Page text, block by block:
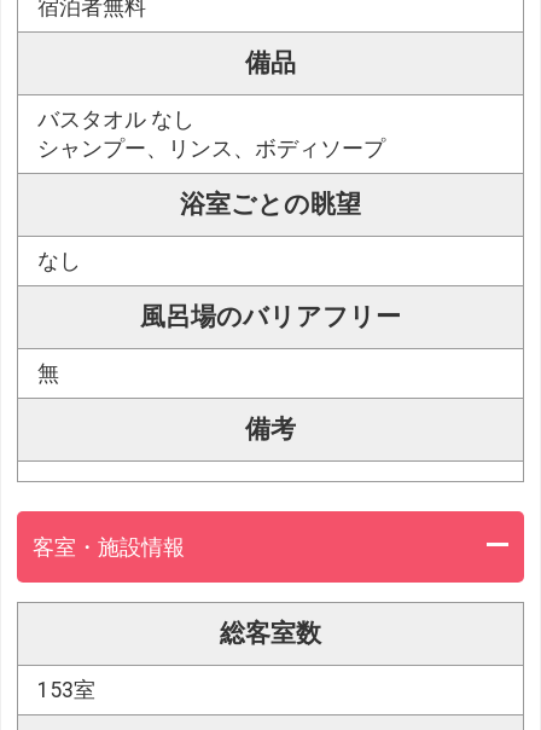
宿泊者無料
備品
バスタオル なし
シャンプー、リンス、ボディソープ
浴室ごとの眺望
なし
風呂場のバリアフリー
無
備考
客室・施設情報
総客室数
153室